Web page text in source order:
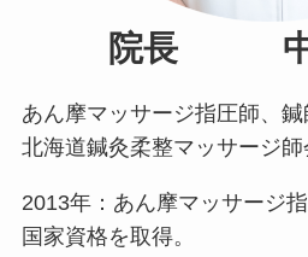
院長 中
あん摩マッサージ指圧師、
北海道鍼灸柔整マッサージ
2013年：あん摩マッサージ
国家資格を取得。